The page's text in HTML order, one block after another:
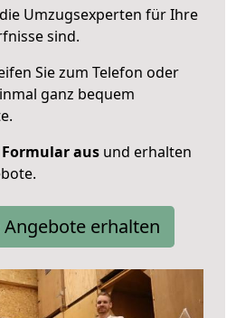
Umzugsexperten für Ihre
sind.
Sie zum Telefon oder
ganz bequem
aus und erhalten
Angebote erhalten